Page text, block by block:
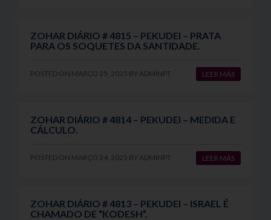
ZOHAR DIÁRIO # 4815 – PEKUDEI – PRATA
PARA OS SOQUETES DA SANTIDADE.
POSTED ON MARÇO 25, 2025 BY ADMINPT LEER MÁS
ZOHAR DIÁRIO # 4814 – PEKUDEI – MEDIDA E
CÁLCULO.
POSTED ON MARÇO 24, 2025 BY ADMINPT LEER MÁS
ZOHAR DIÁRIO # 4813 – PEKUDEI – ISRAEL É
CHAMADO DE “KODESH”.